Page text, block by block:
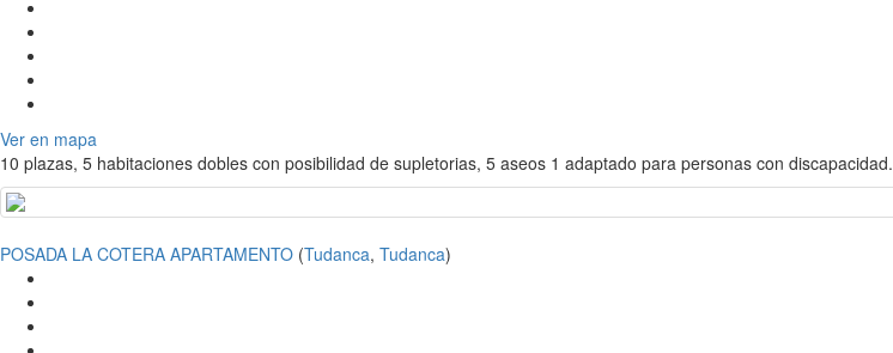
Ver en mapa
10 plazas, 5 habitaciones dobles con posibilidad de supletorias, 5 aseos 1 adaptado para personas con discapacidad.
POSADA LA COTERA APARTAMENTO (Tudanca, Tudanca)